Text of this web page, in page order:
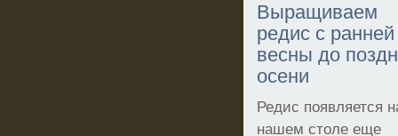
Выращиваем
редис с ранней
весны до
осени
Редис появляется
нашем столе еще